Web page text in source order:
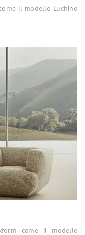
il modello Luchino
come il modello